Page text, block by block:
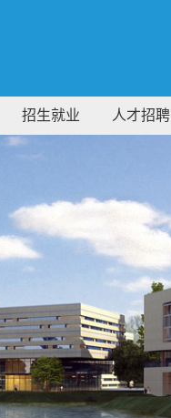
招生就业 人才招聘